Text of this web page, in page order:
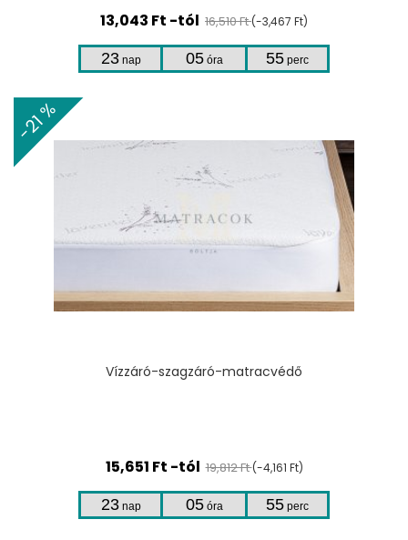
13,043 Ft -tól 16,510 Ft(-3,467 Ft)
23nap 05óra 55 perc
-21 %
Vízzáró-szagzáró-matracvédő
15,651 Ft -tól 19,812 Ft(-4,161 Ft)
23nap 05óra 55 perc